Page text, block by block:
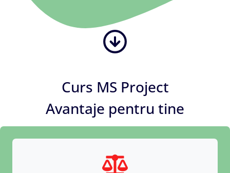
Curs MS Project
Avantaje pentru tine